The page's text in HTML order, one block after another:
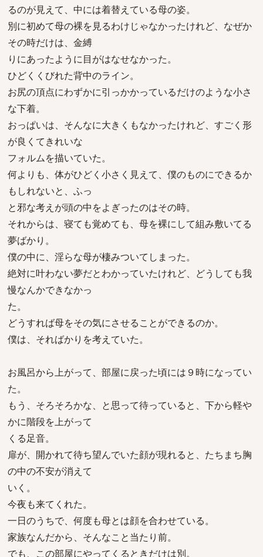
るのが見えて、中には着替えている母の姿。
別に初めて母の裸を見るわけじゃなかったけれど、なぜか
その時だけは、金縛
りにあったように目がはなせなかった。
ひどくくびれた背中のライン。
お尻の頂点にわずかに引っかかっているだけのような小さ
な下着。
おっぱいは、そんなに大きくもなかったけれど、すごく形
が良くてきれいな
フォルムを描いていた。
何よりも、体がひどく小さく見えて、僕のものにできるか
もしれないと、ふっ
と邪な考えが頭の中をよぎったのはその時。
それからは、寝ても覚めても、母を裸にして組み敷いてる
夢ばかり。
僕の中に、淫らな母が棲みついてしまった。
絶対に叶わない夢だとわかっていたけれど、どうしても我
慢なんかできなかっ
た。
どうすれば母をその気にさせることができるのか。
僕は、そればかりを考えていた。
お風呂から上がって、部屋に戻った頃には９時になってい
た。
もう、そろそろかな、と思って待っていると、下から軽や
かに階段を上がって
くる足音。
扉が、開かれて待ち望んでいた顔が現れると、たちまち胸
の中の不安が消えて
いく。
今夜も来てくれた。
一日のうちで、何度も母とは顔を合わせている。
家族なんだから、そんなこと当たり前。
でも、この部屋にやってくるときだけは別。